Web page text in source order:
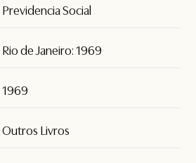
Previdencia Social
Rio de Janeiro: 1969
1969
Outros Livros